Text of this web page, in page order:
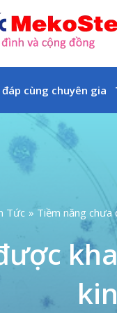
đáp cùng chuyên gia
Tức Tiềm năng